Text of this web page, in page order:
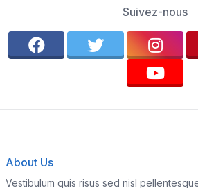
Suivez-nous
About Us
Vestibulum quis risus sed nisl